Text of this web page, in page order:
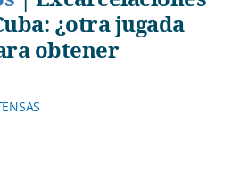
¿otra jugada
obtener